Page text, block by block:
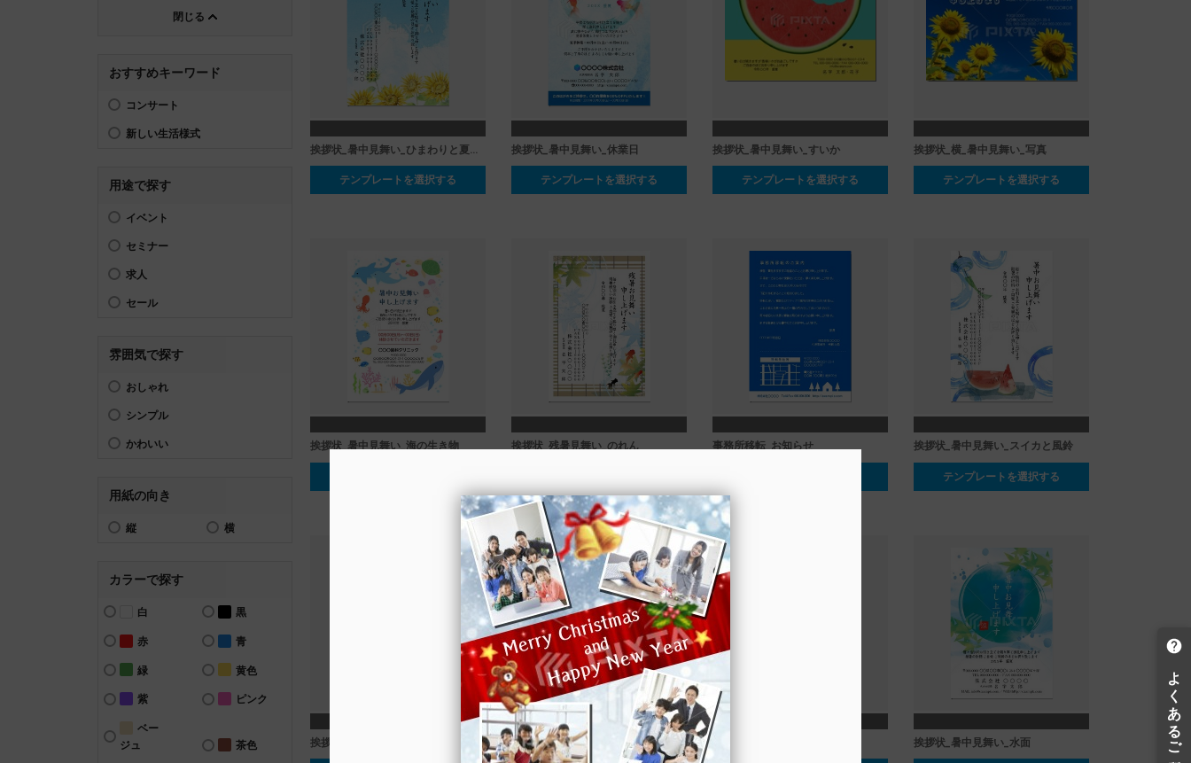
閉じる
おすすめキーワード
コンサート
新しい生活様式
用途で探す
イベント
セミナー
求人
セール
雰囲気で探す
おしゃれ
シンプル
かわいい
用紙の向き
縦 横
カラーで探す
白 黒
赤 青
緑 黄色
紫 ピンク
ベー
ジュ
茶色
テンプレートを選択する
挨拶状_暑中見舞い_休業日
テンプレートを選択する
挨拶状_暑中見舞い_すいか
テンプレートを選択する
挨拶状_横_暑中見舞い_写真
テンプレートを選択する
挨拶状_暑中見舞い_海の生き物 挨拶状_残暑見舞い_のれん 事務所移転_お知らせ 挨拶状_暑中見舞い_スイカと風鈴
テンプレートを選択する
挨拶状_残暑見舞い_花火 挨拶状_暑中見舞い_模様 挨拶状_暑中見舞い_水面